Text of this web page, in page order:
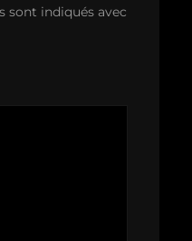
sont indiqués avec